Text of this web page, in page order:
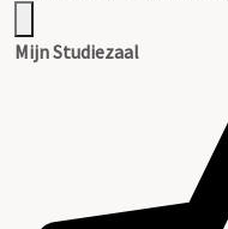
Mijn Studiezaal